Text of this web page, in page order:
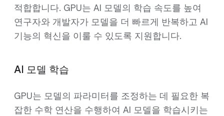
적합합니다. GPU는 AI 모델의 학습 속도를 높여
연구자와 개발자가 모델을 더 빠르게 반복하고 AI
기능의 혁신을 이룰 수 있도록 지원합니다.
AI 모델 학습
GPU는 모델의 파라미터를 조정하는 데 필요한 복
잡한 수학 연산을 수행하여 AI 모델을 학습시키는